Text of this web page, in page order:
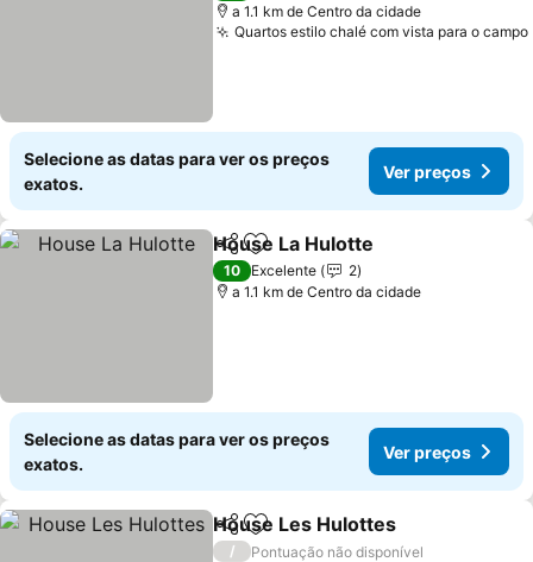
a 1.1 km de Centro da cidade
Quartos estilo chalé com vista para o campo
Selecione as datas para ver os preços
exatos.
Ver preços
PartilharAdicionar aos favoritos
House La Hulotte
10 Excelente
2
a 1.1 km de Centro da cidade
Selecione as datas para ver os preços
exatos.
Ver preços
PartilharAdicionar aos favoritos
House Les Hulottes
/
Pontuação não disponível